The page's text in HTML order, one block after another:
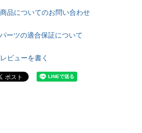
商品についてのお問い合わせ
パーツの適合保証について
レビューを書く